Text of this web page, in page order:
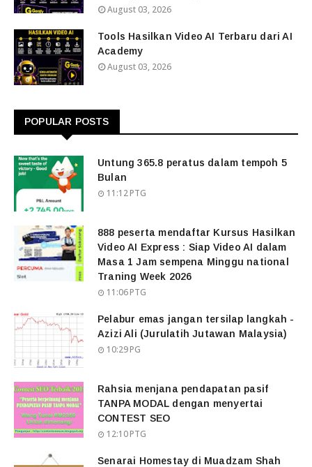
August 03, 2026
Tools Hasilkan Video AI Terbaru dari AI
Academy
August 03, 2026
POPULAR POSTS
Untung 365.8 peratus dalam tempoh 5
Bulan
11:12 PTG
888 peserta mendaftar Kursus Hasilkan
Video AI Express : Siap Video AI dalam
Masa 1 Jam sempena Minggu national
Traning Week 2026
11:06 PTG
Pelabur emas jangan tersilap langkah -
Azizi Ali (Jurulatih Jutawan Malaysia)
10:29 PG
Rahsia menjana pendapatan pasif
TANPA MODAL dengan menyertai
CONTEST SEO
12:10 PTG
Senarai Homestay di Muadzam Shah